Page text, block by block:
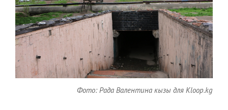
Фото: Рада Валентина кызы для Kloop.kg